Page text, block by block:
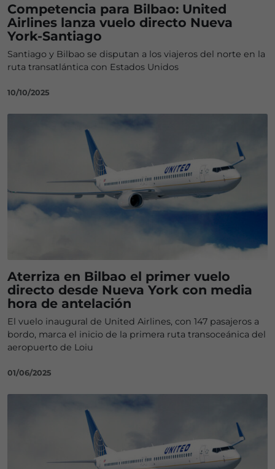
Competencia para Bilbao: United
Airlines lanza vuelo directo Nueva
York-Santiago
Santiago y Bilbao se disputan a los viajeros del norte en la
ruta transatlántica con Estados Unidos
10/10/2025
Aterriza en Bilbao el primer vuelo
directo desde Nueva York con media
hora de antelación
El vuelo inaugural de United Airlines, con 147 pasajeros a
bordo, marca el inicio de la primera ruta transoceánica del
aeropuerto de Loiu
01/06/2025